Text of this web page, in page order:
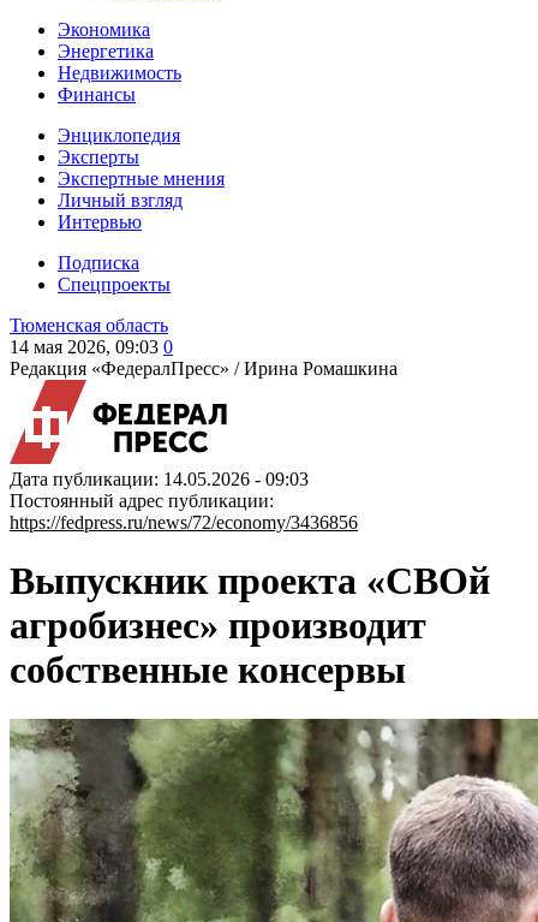
Экономика
Энергетика
Недвижимость
Финансы
Энциклопедия
Эксперты
Экспертные мнения
Личный взгляд
Интервью
Подписка
Спецпроекты
Тюменская область
14 мая 2026, 09:03 0
Редакция «ФедералПресс» /Ирина Ромашкина
Дата публикации: 14.05.2026 - 09:03
Постоянный адрес публикации:
https://fedpress.ru/news/72/economy/3436856
Выпускник проекта «СВОй
агробизнес» производит
собственные консервы